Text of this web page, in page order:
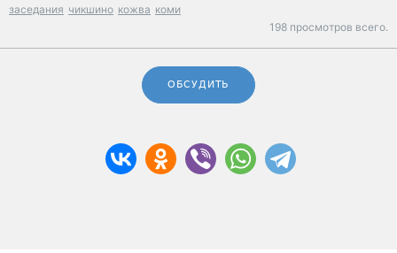
заседания чикшино кожва коми
198 просмотров всего.
ОБСУДИТЬ